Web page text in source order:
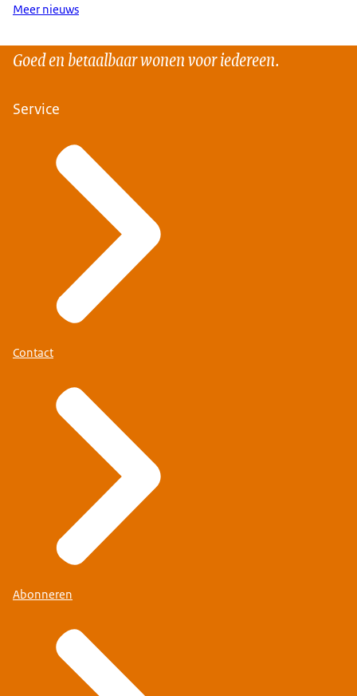
Meer nieuws
Goed en betaalbaar wonen voor iedereen.
Service
Contact
Abonneren